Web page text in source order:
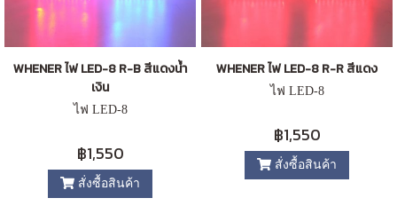
WHENER ไฟ LED-8 R-B สีแดงน้ำ
เงิน
ไฟ LED-8
฿1,550
สั่งซื้อสินค้า
WHENER ไฟ LED-8 R-R สีแดง
ไฟ LED-8
฿1,550
สั่งซื้อสินค้า